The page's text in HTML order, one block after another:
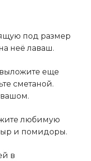
под размер
неё лаваш.
еще
сметаной.
любимую
и помидоры.
в